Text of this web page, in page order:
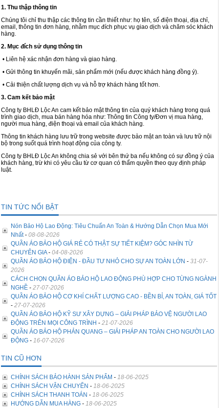
1. Thu thập thông tin
Chúng tôi chỉ thu thập các thông tin cần thiết như: họ tên, số điện thoại, địa chỉ,
email, thông tin đơn hàng, nhằm mục đích phục vụ giao dịch và chăm sóc khách
hàng.
2. Mục đích sử dụng thông tin
• Liên hệ xác nhận đơn hàng và giao hàng.
• Gửi thông tin khuyến mãi, sản phẩm mới (nếu được khách hàng đồng ý).
• Cải thiện chất lượng dịch vụ và hỗ trợ khách hàng tốt hơn.
3. Cam kết bảo mật
Công ty BHLĐ Lộc An cam kết bảo mật thông tin của quý khách hàng trong quá
trình giao dịch, mua bán hàng hóa như: Thông tin Công ty/Đơn vị mua hàng,
người mua hàng, điện thoại và email của khách hàng.
Thông tin khách hàng lưu trữ trong website được bảo mật an toàn và lưu trữ nội
bộ trong suốt quá trình hoạt động của công ty.
Công ty BHLĐ Lộc An không chia sẻ với bên thứ ba nếu không có sự đồng ý của
khách hàng, trừ khi có yêu cầu từ cơ quan có thẩm quyền theo quy định pháp
luật.
TIN TỨC NỔI BẬT
Nón Bảo Hộ Lao Động: Tiêu Chuẩn An Toàn & Hướng Dẫn Chọn Mua Mới
Nhất- 08-08-2026
QUẦN ÁO BẢO HỘ GIÁ RẺ CÓ THẬT SỰ TIẾT KIỆM? GÓC NHÌN TỪ
CHUYÊN GIA- 04-08-2026
QUẦN ÁO BẢO HỘ ĐIỆN - ĐẦU TƯ NHỎ CHO SỰ AN TOÀN LỚN - 31-07-
2026
CÁCH CHỌN QUẦN ÁO BẢO HỘ LAO ĐỘNG PHÙ HỢP CHO TỪNG NGÀNH
NGHỀ - 27-07-2026
QUẦN ÁO BẢO HỘ CƠ KHÍ CHẤT LƯỢNG CAO - BỀN BỈ, AN TOÀN, GIÁ TỐT
- 27-07-2026
QUẦN ÁO BẢO HỘ KỸ SƯ XÂY DỰNG – GIẢI PHÁP BẢO VỆ NGƯỜI LAO
ĐỘNG TRÊN MỌI CÔNG TRÌNH - 21-07-2026
QUẦN ÁO BẢO HỘ PHẢN QUANG – GIẢI PHÁP AN TOÀN CHO NGƯỜI LAO
ĐỘNG - 16-07-2026
TIN CŨ HƠN
CHÍNH SÁCH BẢO HÀNH SẢN PHẨM - 18-06-2025
CHÍNH SÁCH VẬN CHUYỂN - 18-06-2025
CHÍNH SÁCH THANH TOÁN - 18-06-2025
HƯỚNG DẪN MUA HÀNG - 18-06-2025
Bình chữa cháy, cứu hỏa
Cọc giao thông, rào chắn công trình
Bình chữa cháy, cứu hỏa
Chính sách bảo mật thông tin